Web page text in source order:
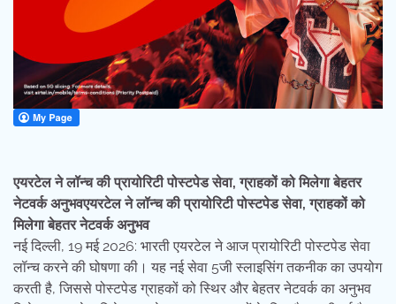
एयरटेल ने लॉन्च की प्रायोरिटी पोस्टपेड सेवा, ग्राहकों को मिलेगा बेहतर
नेटवर्क अनुभवएयरटेल ने लॉन्च की प्रायोरिटी पोस्टपेड सेवा, ग्राहकों को
मिलेगा बेहतर नेटवर्क अनुभव
नई दिल्ली, 19 मई 2026: भारती एयरटेल ने आज प्रायोरिटी पोस्टपेड सेवा
लॉन्च करने की घोषणा की। यह नई सेवा 5जी स्लाइसिंग तकनीक का उपयोग
करती है, जिससे पोस्टपेड ग्राहकों को स्थिर और बेहतर नेटवर्क का अनुभव